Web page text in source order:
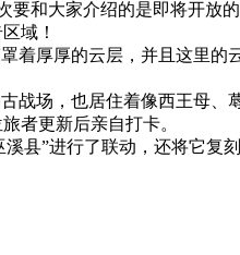
要和大家介绍的是即将开
域！
着厚厚的云层，并且这里
战场，也居住着像西王母
者更新后亲自打卡。
县”进行了联动，还将它